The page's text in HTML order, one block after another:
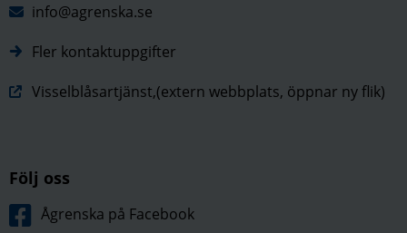
info@agrenska.se
Fler kontaktuppgifter
Visselblåsartjänst,(extern webbplats, öppnar ny flik)
Följ oss
Ågrenska på Facebook